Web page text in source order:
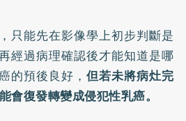
只能先在影像學上初步判斷是
經過病理確認後才能知道是哪
的預後良好， 但若未將病灶完
會復發轉變成侵犯性乳癌。